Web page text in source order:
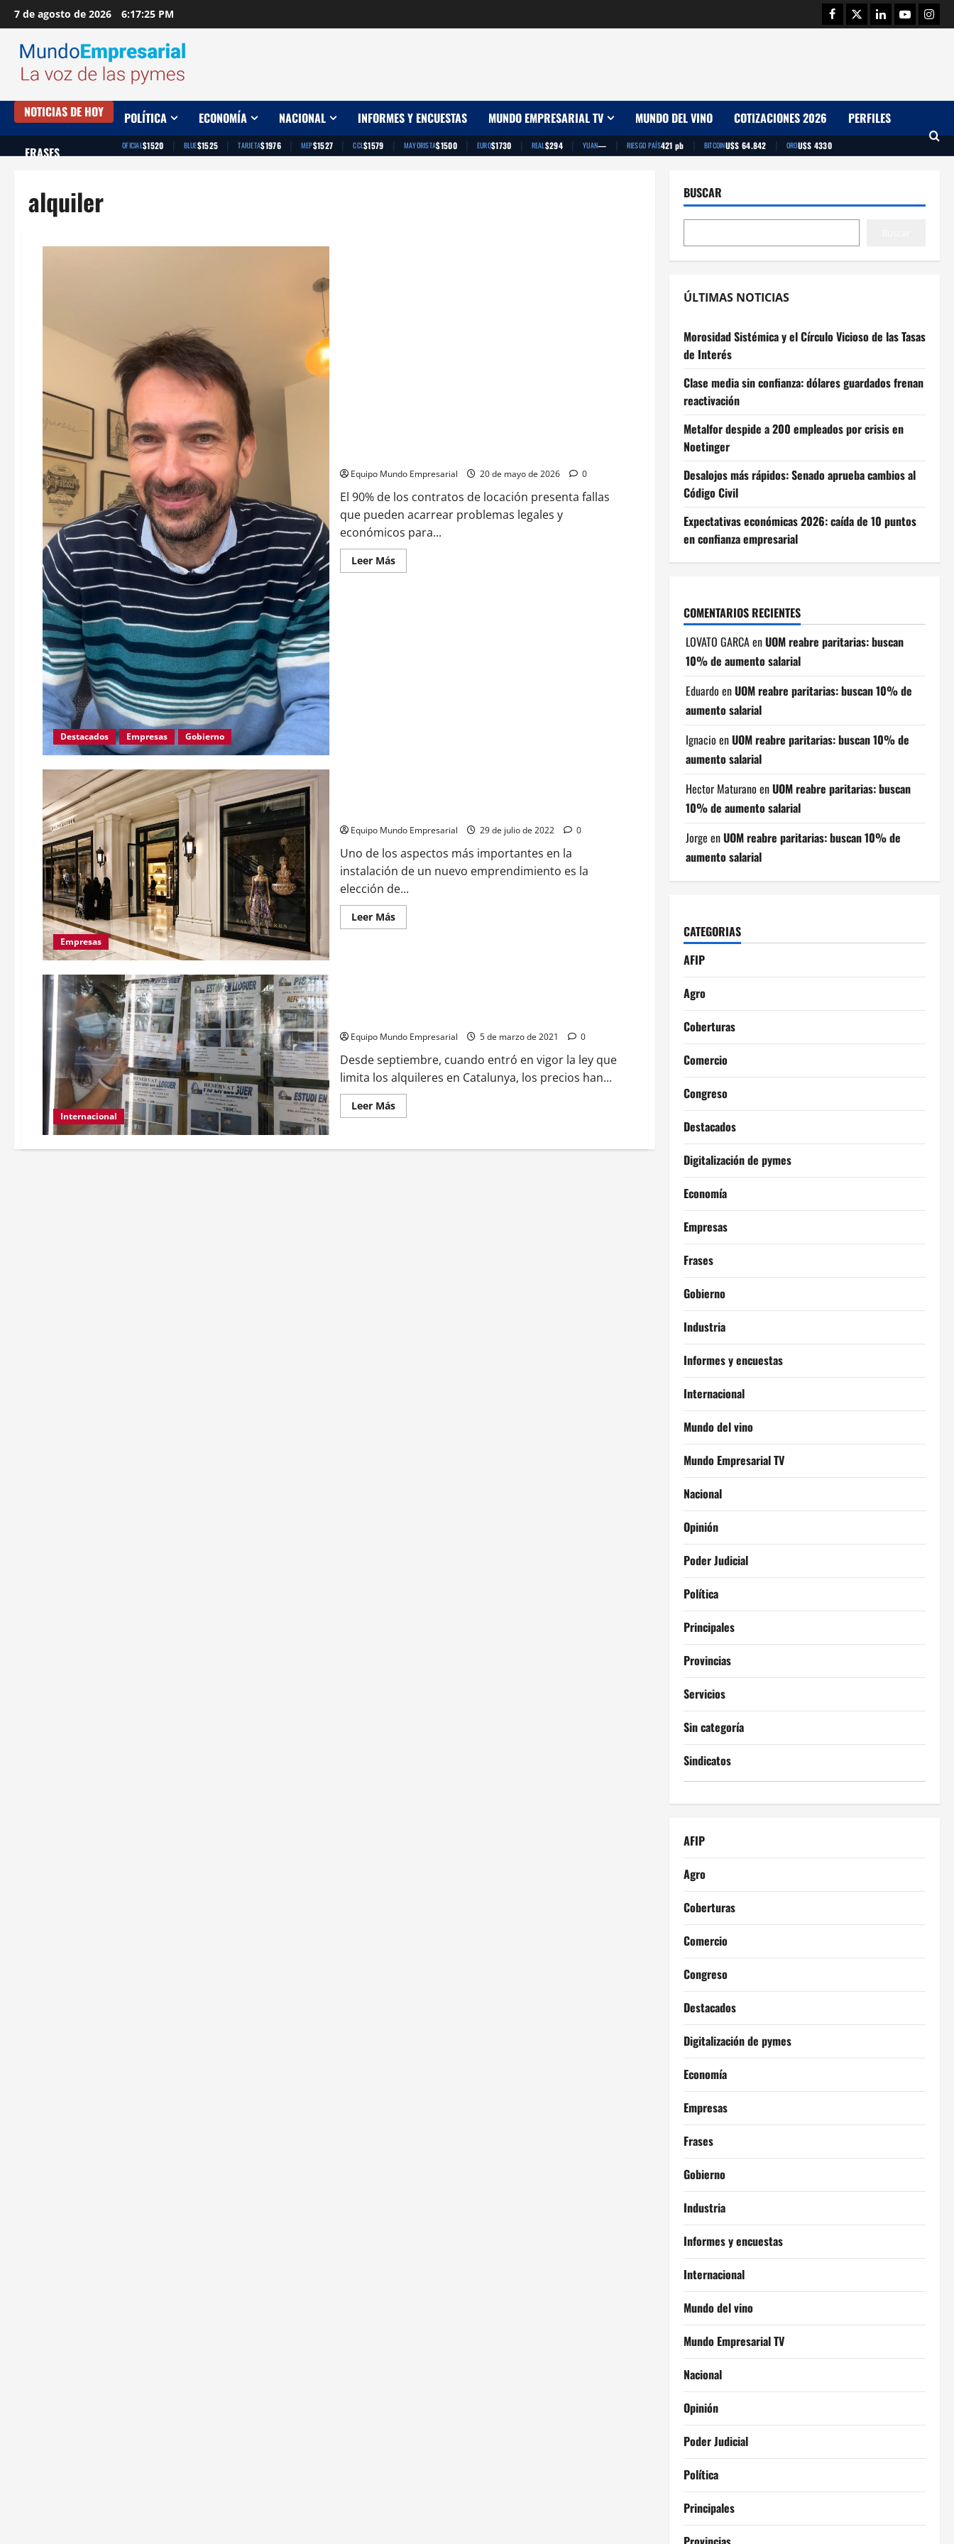
Saltar
al
contenido
7 de agosto de 2026 6:17:26 PM Facebook
TwitterLinkedinYoutube
NOTICIAS DE HOY POLÍTICA ECONOMÍA NACIONAL INFORMES Y ENCUESTAS MUNDO EMPRESARIAL TV MUNDO DEL VINO COTIZACIONES 2026 PERFILES
FRASES OFICIAL$1520 | BLUE$1525 | TARJETA$1976 | MEP$1527 | CCL$1579 | MAYORISTA$1500 | EURO$1730 | REAL$294 | YUAN— | RIESGO PAÍS421 pb | BITCOINU$S 64.842 | OROU$S 4330
alquiler
Destacados Empresas Gobierno
Equipo Mundo Empresarial 20 de mayo de 2026 0
El 90% de los contratos de locación presenta fallas
que pueden acarrear problemas legales y
económicos para...
Leer MásLeer
más
hace
Empresas
Equipo Mundo Empresarial 29 de julio de 2022 0
Uno de los aspectos más importantes en la
instalación de un nuevo emprendimiento es la
elección de...
Leer MásLeer
más
Internacional
Equipo Mundo Empresarial 5 de marzo de 2021 0
Desde septiembre, cuando entró en vigor la ley que
limita los alquileres en Catalunya, los precios han...
Leer MásLeer
más
regulación
BUSCAR
ÚLTIMAS NOTICIAS
Morosidad Sistémica y el Círculo Vicioso de las Tasas
de Interés
Clase media sin confianza: dólares guardados frenan
reactivación
Metalfor despide a 200 empleados por crisis en
Noetinger
Desalojos más rápidos: Senado aprueba cambios al
Código Civil
Expectativas económicas 2026: caída de 10 puntos
en confianza empresarial
COMENTARIOS RECIENTES
LOVATO GARCAenUOM reabre paritarias: buscan
10% de aumento salarial
Eduardo enUOM reabre paritarias: buscan 10% de
aumento salarial
Ignacio enUOM reabre paritarias: buscan 10% de
aumento salarial
Hector Maturano enUOM reabre paritarias: buscan
10% de aumento salarial
Jorge enUOM reabre paritarias: buscan 10% de
aumento salarial
CATEGORIAS
AFIP
Agro
Coberturas
Comercio
Congreso
Destacados
Digitalización de pymes
Economía
Empresas
Frases
Gobierno
Industria
Informes y encuestas
Internacional
Mundo del vino
Mundo Empresarial TV
Nacional
Opinión
Poder Judicial
Política
Principales
Provincias
Servicios
Sin categoría
Sindicatos
AFIP
Agro
Coberturas
Comercio
Congreso
Destacados
Digitalización de pymes
Economía
Empresas
Frases
Gobierno
Industria
Informes y encuestas
Internacional
Mundo del vino
Mundo Empresarial TV
Nacional
Opinión
Poder Judicial
Política
Principales